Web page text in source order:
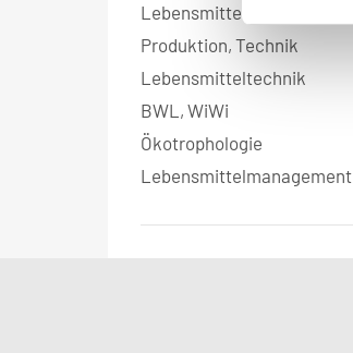
g
u
n
a
u
Lebensmitteltechnologie
Produktion, Technik
Lebensmitteltechnik
BWL, WiWi
Ökotrophologie
Lebensmittelmanagement